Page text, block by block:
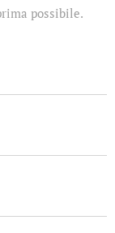
possibile.